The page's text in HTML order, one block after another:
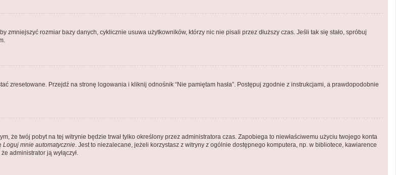
zmniejszyć rozmiar bazy danych, cyklicznie usuwa użytkowników, którzy nic nie pisali przez dłuższy czas. Jeśli tak się stało, spróbuj
zresetowane. Przejdź na stronę logowania i kliknij odnośnik “Nie pamiętam hasła”. Postępuj zgodnie z instrukcjami, a prawdopodobnie
że twój pobyt na tej witrynie będzie trwał tylko określony przez administratora czas. Zapobiega to niewłaściwemu użyciu twojego konta
Loguj mnie automatycznie. Jest to niezalecane, jeżeli korzystasz z witryny z ogólnie dostępnego komputera, np. w bibliotece, kawiarence
administrator ją wyłączył.